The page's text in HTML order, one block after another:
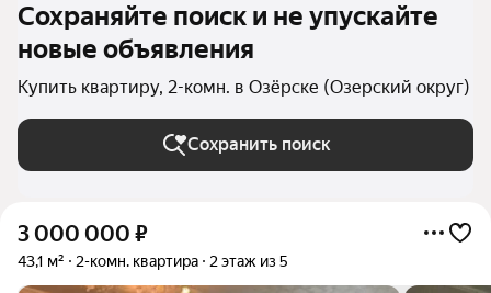
Сохраняйте поиск и не упускайте
новые объявления
Купить квартиру, 2-комн. в Озёрске (Озерский округ)
Сохранить поиск
3 000 000 ₽
43,1 м² 2-комн. квартира 2 этаж из 5